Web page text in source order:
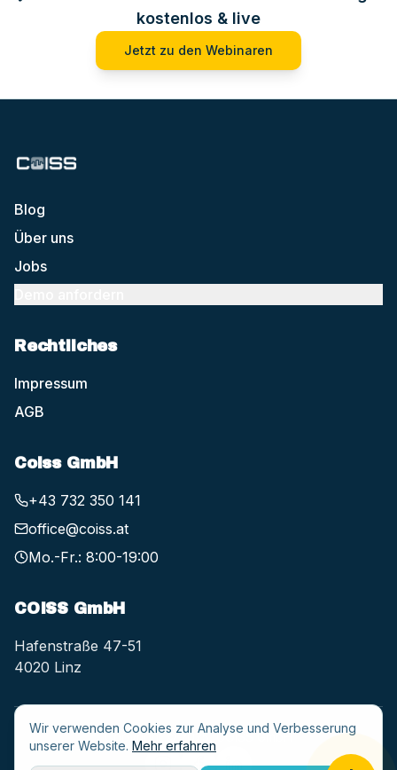
kostenlos & live
Jetzt zu den Webinaren
Blog
Über uns
Jobs
Rechtliches
Impressum
AGB
Coiss GmbH
+43 732 350 141
office@coiss.at
Mo.-Fr.: 8:00-19:00
COISS GmbH
Hafenstraße 47-51
4020 Linz
Copyright © 2025, COISS GmbH
Wir verwenden Cookies zur Analyse und Verbesserung
unserer Website. Mehr erfahren